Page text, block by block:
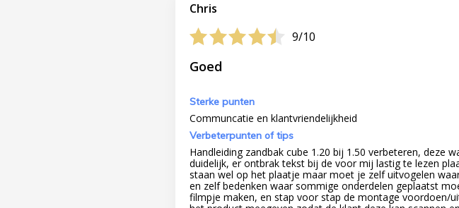
Chris
9/10
Goed
Sterke punten
Communcatie en klantvriendelijkheid
Verbeterpunten of tips
Handleiding zandbak cube 1.20 bij 1.50 verbeteren, deze
duidelijk, er ontbrak tekst bij de voor mij lastig te lezen
staan wel op het plaatje maar moet je zelf uitvogelen
en zelf bedenken waar sommige onderdelen geplaatst
filmpje maken, en stap voor stap de montage voordoen/